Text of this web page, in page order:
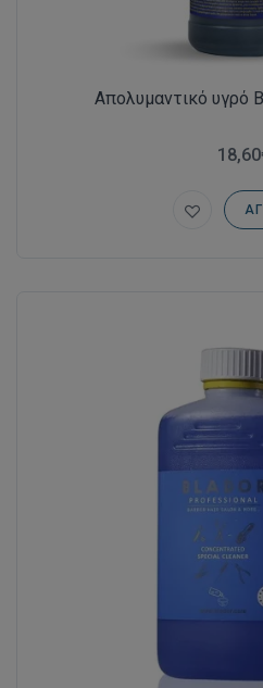
Απολυμαντικό υγρό